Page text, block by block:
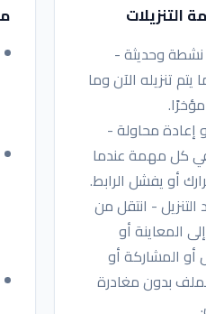
التنزيلات
نشطة وحديثة -
يتم تنزيله الآن وما
إعادة محاولة -
كل مهمة عندما
أو يفشل الرابط.
التنزيل - انتقل من
إلى المعاينة أو
أو المشاركة أو
بدون مغادرة